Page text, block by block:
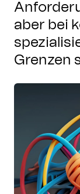
aber bei
Grenzen